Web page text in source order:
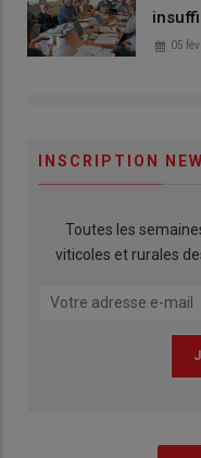
05
INSCRIPTION
Toutes les
viticoles et rurales